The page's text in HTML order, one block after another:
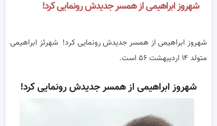
شهروز ابراهیمی از همسر جدیدش رونمایی کرد!
شهروز ابراهیمی از همسر جدیدش رونمایی کرد! شهرئز ابراهیمی
متولد ۱۴ اردیبهشت ۵۶ است.
شهروز ابراهیمی از همسر جدیدش رونمایی کرد!